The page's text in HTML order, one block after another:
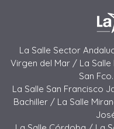
La Salle Sector
Virgen del Mar / La
San
La Salle San Francisco
Bachiller / La Salle